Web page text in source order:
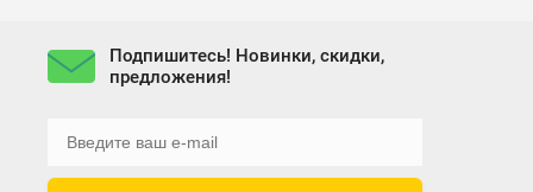
Подпишитесь! Новинки, скидки,
предложения!